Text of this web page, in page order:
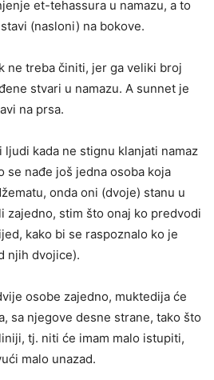
et-tehassura u namazu, a to
(nasloni) na bokove.
ne treba činiti, jer ga veliki broj
stvari u namazu. A sunnet je
na prsa.
ljudi kada ne stignu klanjati namaz
se nađe još jedna osoba koja
onda oni (dvoje) stanu u
zajedno, stim što onaj ko predvodi
kako bi se raspoznalo ko je
njih dvojice).
osobe zajedno, muktedija će
sa njegove desne strane, tako što
tj. niti će imam malo istupiti,
malo unazad.